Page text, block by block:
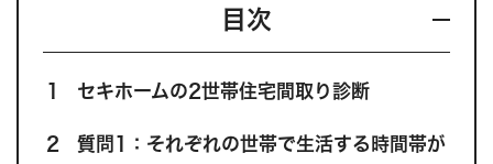
目次
1 セキホームの2世帯住宅間取り診断
2
質問1：それぞれの世帯で生活する時間帯が